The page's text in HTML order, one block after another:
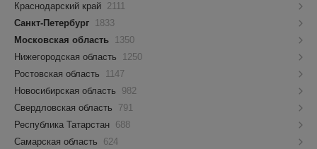
Краснодарский край 2111
Санкт-Петербург 1833
Московская область 1350
Нижегородская область
1250
Ростовская область
1147
Новосибирская область
982
Свердловская область
791
Республика Татарстан 688
Самарская область
624